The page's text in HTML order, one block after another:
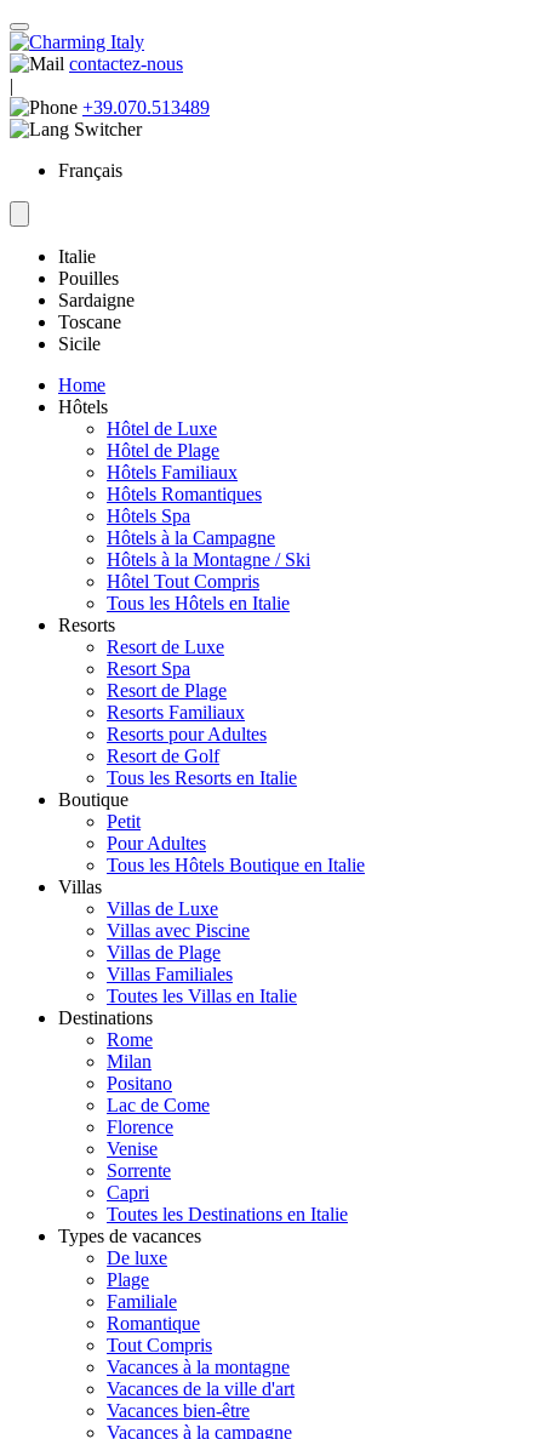
contactez-nous
|
+39.070.513489
Français
Italie
Pouilles
Sardaigne
Toscane
Sicile
Home
Hôtels
Hôtel de Luxe
Hôtel de Plage
Hôtels Familiaux
Hôtels Romantiques
Hôtels Spa
Hôtels à la Campagne
Hôtels à la Montagne / Ski
Hôtel Tout Compris
Tous les Hôtels en Italie
Resorts
Resort de Luxe
Resort Spa
Resort de Plage
Resorts Familiaux
Resorts pour Adultes
Resort de Golf
Tous les Resorts en Italie
Boutique
Petit
Pour Adultes
Tous les Hôtels Boutique en Italie
Villas
Villas de Luxe
Villas avec Piscine
Villas de Plage
Villas Familiales
Toutes les Villas en Italie
Destinations
Rome
Milan
Positano
Lac de Come
Florence
Venise
Sorrente
Capri
Toutes les Destinations en Italie
Types de vacances
De luxe
Plage
Familiale
Romantique
Tout Compris
Vacances à la montagne
Vacances de la ville d'art
Vacances bien-être
Vacances à la campagne